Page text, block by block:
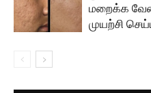
மறைக்க
முயற்சி